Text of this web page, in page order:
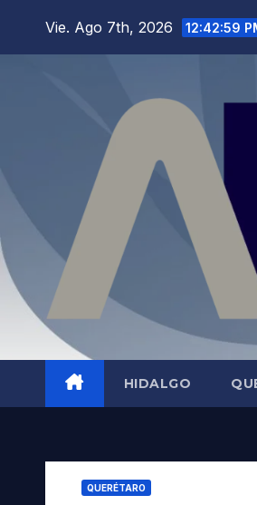
Vie. Ago 7th, 2026 12:43:00
HIDALGO
QUERÉTARO